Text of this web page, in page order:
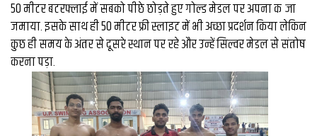
ख़ान पान और जीवनशैली
अंतरराष्ट्रीय
फैक्ट चेक
व्यापार
मौसम
50 मीटर बटरफ्लाई में सबको पीछे छोड़ते हुए गोल्ड मेडल पर अपना कब्जा
जमाया. इसके साथ ही 50 मीटर फ्री स्लाइट में भी अच्छा प्रदर्शन किया लेकिन
कुछ ही समय के अंतर से दूसरे स्थान पर रहे और उन्हें सिल्वर मेडल से संतोष
करना पड़ा.